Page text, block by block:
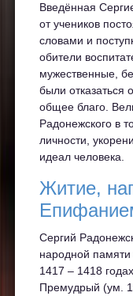
Введённая
от учеников
словами и
обители
мужественные,
были отказаться
общее благо.
Радонежского в
личности,
идеал человека.
Житие,
Сергий
народной
1417 – 1418
Премудрый (ум.